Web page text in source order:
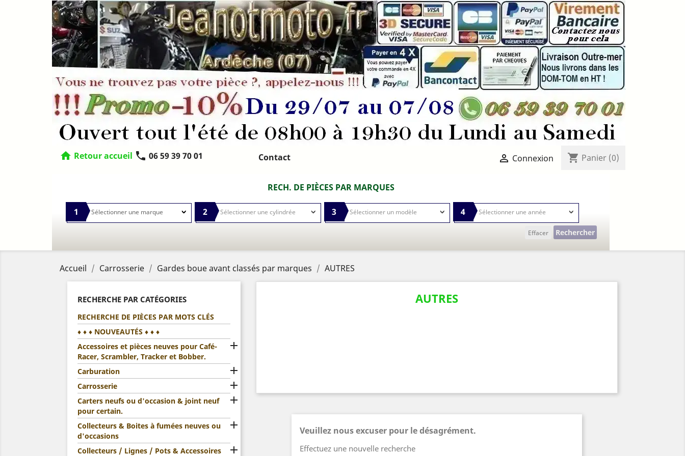
home Retour accueil phone 06 59 39 70 01 Contact  Connexion shopping_cart Panier (0)
RECH. DE PIÈCES PAR MARQUES
1 2 3 4
Effacer Rechercher
Accueil Carrosserie Gardes boue avant classés par marques AUTRES
RECHERCHE PAR CATÉGORIES
RECHERCHE DE PIÈCES PAR MOTS CLÉS
♦ ♦ ♦ NOUVEAUTÉS ♦ ♦ ♦
Accessoires et pièces neuves pour Café-
Racer, Scrambler, Tracker et Bobber.

Carburation 
Carrosserie 
Carters neufs ou d'occasion & joint neuf
pour certain.

Collecteurs & Boites à fumées neuves ou
d'occasions

Collecteurs / Lignes / Pots & Accessoires

AUTRES
Veuillez nous excuser pour le désagrément.
Effectuez une nouvelle recherche